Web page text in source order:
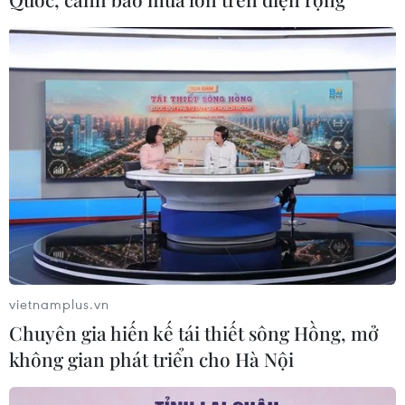
Tổng Biên tập: TRẦN TIẾN DUẨN
Phó Tổng Biên tập: NGUYỄN THỊ TÁM, KHÚC THANH
THỦY
Sở hữu trí tuệ
Quy định sử dụng
RSS
Hỗ trợ
Ngôn ngữ
TTXVN
Dịch vụ tin
Quảng cáo
vietnamplus.vn
Chuyên gia hiến kế tái thiết sông Hồng, mở
không gian phát triển cho Hà Nội